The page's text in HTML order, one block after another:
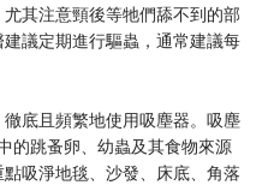
其注意頸後等牠們舔不到的部
議定期進行驅蟲，通常建議每
徹底且頻繁地使用吸塵器。吸塵
的跳蚤卵、幼蟲及其食物來源
點吸淨地毯、沙發、床底、角落